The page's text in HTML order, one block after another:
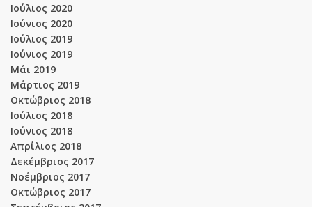
Ιούλιος 2020
Ιούνιος 2020
Ιούλιος 2019
Ιούνιος 2019
Μάι 2019
Μάρτιος 2019
Οκτώβριος 2018
Ιούλιος 2018
Ιούνιος 2018
Απρίλιος 2018
Δεκέμβριος 2017
Νοέμβριος 2017
Οκτώβριος 2017